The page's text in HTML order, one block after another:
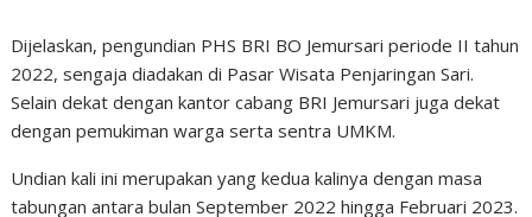
Dijelaskan, pengundian PHS BRI BO Jemursari periode II tahun
2022, sengaja diadakan di Pasar Wisata Penjaringan Sari.
Selain dekat dengan kantor cabang BRI Jemursari juga dekat
dengan pemukiman warga serta sentra UMKM.
Undian kali ini merupakan yang kedua kalinya dengan masa
tabungan antara bulan September 2022 hingga Februari 2023.